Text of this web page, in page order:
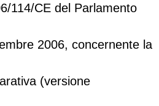
114/CE del Parlamento
2006, concernente la
(versione